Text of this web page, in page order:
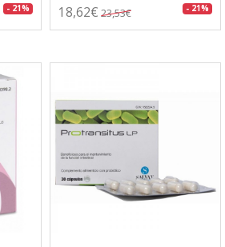
- 21% 18,62€ 23,53€ - 21%